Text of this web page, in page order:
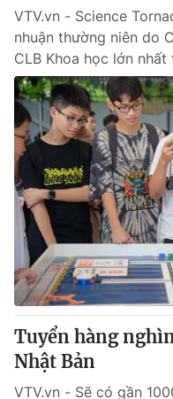
Emagazine
Photo
Video
VTV Money
VTV Sức khoẻ
Thị trường 24h
VTV4
VTV9
VTV.vn - Science
nhuận thường niên do
CLB Khoa học lớn
Tuyển hàng
Nhật Bản
VTV.vn - Sẽ có gần